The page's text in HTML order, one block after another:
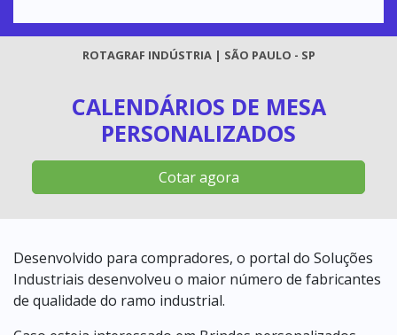
ROTAGRAF INDÚSTRIA | SÃO PAULO - SP
CALENDÁRIOS DE MESA
PERSONALIZADOS
Cotar agora
Desenvolvido para compradores, o portal do Soluções
Industriais desenvolveu o maior número de fabricantes
de qualidade do ramo industrial.